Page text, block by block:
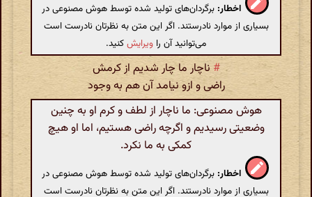
اخطار: برگردان‌های تولید شده توسط هوش مصنوعی در
بسیاری از موارد نادرستند. اگر این متن به نظرتان نادرست است
می‌توانید آن را ویرایشکنید.
# ناچار ما چار شدیم از کرمش
راضی و ازو نیامد آن هم به وجود
هوش مصنوعی: ما ناچار از لطف و کرم او به چنین
وضعیتی رسیدیم و اگرچه راضی هستیم، اما او هیچ
کمکی به ما نکرد.
اخطار: برگردان‌های تولید شده توسط هوش مصنوعی در
بسیاری از موارد نادرستند. اگر این متن به نظرتان نادرست است